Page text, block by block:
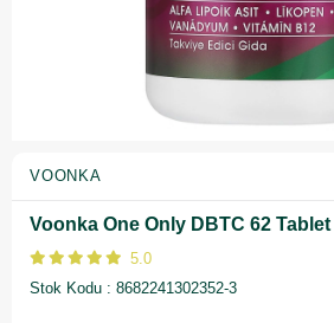
VOONKA
Voonka One Only DBTC 62
5.0
Stok Kodu
8682241302352-3